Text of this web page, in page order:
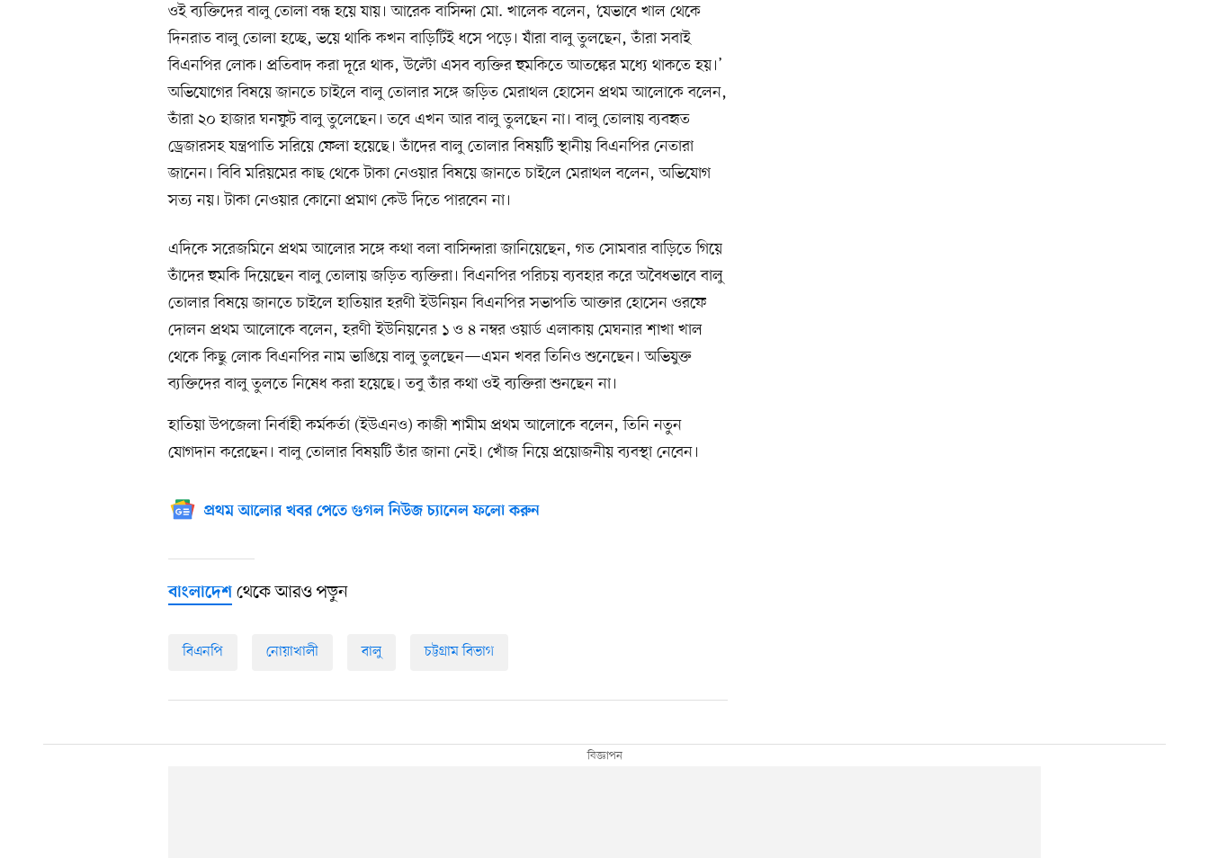
ওই ব্যক্তিদের বালু তোলা বন্ধ হয়ে যায়। আরেক বাসিন্দা মো. খালেক বলেন, ‘যেভাবে খাল থেকে
দিনরাত বালু তোলা হচ্ছে, ভয়ে থাকি কখন বাড়িটিই ধসে পড়ে। যাঁরা বালু তুলছেন, তাঁরা সবাই
বিএনপির লোক। প্রতিবাদ করা দূরে থাক, উল্টো এসব ব্যক্তির হুমকিতে আতঙ্কের মধ্যে থাকতে হয়।’
অভিযোগের বিষয়ে জানতে চাইলে বালু তোলার সঙ্গে জড়িত মেরাথল হোসেন প্রথম আলোকে বলেন,
তাঁরা ২০ হাজার ঘনফুট বালু তুলেছেন। তবে এখন আর বালু তুলছেন না। বালু তোলায় ব্যবহৃত
ড্রেজারসহ যন্ত্রপাতি সরিয়ে ফেলা হয়েছে। তাঁদের বালু তোলার বিষয়টি স্থানীয় বিএনপির নেতারা
জানেন। বিবি মরিয়মের কাছ থেকে টাকা নেওয়ার বিষয়ে জানতে চাইলে মেরাথল বলেন, অভিযোগ
সত্য নয়। টাকা নেওয়ার কোনো প্রমাণ কেউ দিতে পারবেন না।
এদিকে সরেজমিনে প্রথম আলোর সঙ্গে কথা বলা বাসিন্দারা জানিয়েছেন, গত সোমবার বাড়িতে গিয়ে
তাঁদের হুমকি দিয়েছেন বালু তোলায় জড়িত ব্যক্তিরা। বিএনপির পরিচয় ব্যবহার করে অবৈধভাবে বালু
তোলার বিষয়ে জানতে চাইলে হাতিয়ার হরণী ইউনিয়ন বিএনপির সভাপতি আক্তার হোসেন ওরফে
দোলন প্রথম আলোকে বলেন, হরণী ইউনিয়নের ১ ও ৪ নম্বর ওয়ার্ড এলাকায় মেঘনার শাখা খাল
থেকে কিছু লোক বিএনপির নাম ভাঙিয়ে বালু তুলছেন—এমন খবর তিনিও শুনেছেন। অভিযুক্ত
ব্যক্তিদের বালু তুলতে নিষেধ করা হয়েছে। তবু তাঁর কথা ওই ব্যক্তিরা শুনছেন না।
হাতিয়া উপজেলা নির্বাহী কর্মকর্তা (ইউএনও) কাজী শামীম প্রথম আলোকে বলেন, তিনি নতুন
যোগদান করেছেন। বালু তোলার বিষয়টি তাঁর জানা নেই। খোঁজ নিয়ে প্রয়োজনীয় ব্যবস্থা নেবেন।
প্রথম আলোর খবর পেতে গুগল নিউজ চ্যানেল ফলো করুন
বাংলাদেশ থেকে আরও পড়ুন
বিএনপি নোয়াখালী বালু চট্টগ্রাম বিভাগ